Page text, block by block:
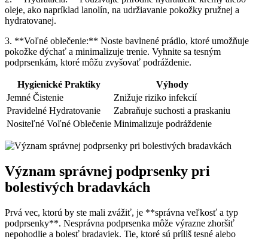
oleje, ako napríklad lanolín, na udržiavanie pokožky pružnej a
hydratovanej.
3. **Voľné oblečenie:** Noste bavlnené prádlo, ktoré umožňuje
pokožke dýchať a minimalizuje trenie. Vyhnite sa tesným
podprsenkám, ktoré môžu zvyšovať podráždenie.
Hygienické Praktiky
Výhody
Jemné Čistenie
Znižuje riziko infekcií
Pravidelné Hydratovanie
Zabraňuje suchosti a praskaniu
Nositeľné Voľné Oblečenie Minimalizuje podráždenie
Význam správnej podprsenky pri
bolestivých bradavkách
Prvá vec, ktorú by ste mali zvážiť, je **správna veľkosť a typ
podprsenky**. Nesprávna podprsenka môže výrazne zhoršiť
nepohodlie a bolesť bradaviek. Tie, ktoré sú príliš tesné alebo